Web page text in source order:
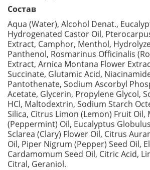
Состав
Aqua (Water), Alcohol Denat.,
Hydrogenated Castor Oil,
Extract, Camphor, Menthol,
Panthenol, Rosmarinus Officinalis
Extract, Arnica Montana Flower
Succinate, Glutamic Acid,
Pantothenate, Sodium Ascorbyl
Acetate, Glycerin, Propylene Glycol,
HCl, Maltodextrin, Sodium Starch
Silica, Citrus Limon (Lemon) Fruit Oil,
(Peppermint) Oil, Eucalyptus
Sclarea (Clary) Flower Oil, Citrus
Oil, Piper Nigrum (Pepper) Seed Oil,
Cardamomum Seed Oil, Citric Acid,
Citral, Geraniol.